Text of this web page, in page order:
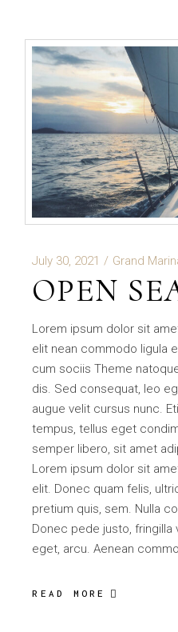
July 30, 2021 Grand
OPEN
Lorem ipsum dolor sit
elit nean commodo ligula
cum sociis Theme
dis. Sed consequat, leo
augue velit cursus nunc.
tempus, tellus eget
semper libero, sit amet
Lorem ipsum dolor sit
elit. Donec quam felis,
pretium quis, sem. Nulla
Donec pede justo, fringilla
eget, arcu. Aenean
READ MORE